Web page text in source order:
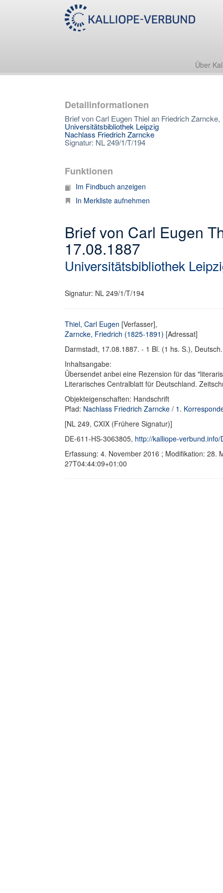
Über
Detailinformationen
Brief von Carl Eugen Thiel an Friedrich Zarncke,
Universitätsbibliothek Leipzig
Nachlass Friedrich Zarncke
Signatur: NL 249/1/T/194
Funktionen
Im Findbuch anzeigen
In Merkliste aufnehmen
Brief von Carl Eugen
17.08.1887
Universitätsbibliothek
Signatur: NL 249/1/T/194
Thiel, Carl Eugen [Verfasser],
Zarncke, Friedrich (1825-1891) [Adressat]
Darmstadt, 17.08.1887. - 1 Bl. (1 hs. S.),
Inhaltsangabe:
Übersendet anbei eine Rezension für das
Literarisches Centralblatt für Deutschland.
Objekteigenschaften: Handschrift
Pfad: Nachlass Friedrich Zarncke / 1.
[NL 249, CXIX (Frühere Signatur)]
DE-611-HS-3063805, http://kalliope-
Erfassung: 4. November 2016 ; Modifikation: 28.
27T04:44:09+01:00